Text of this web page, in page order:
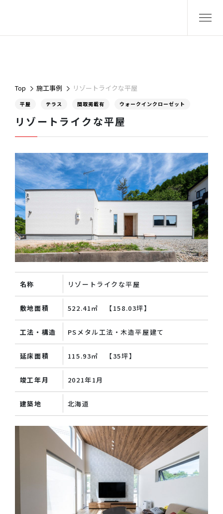
Top 施工事例 リゾートライクな平屋
平屋 テラス 間取掲載有 ウォークインクローゼット
リゾートライクな平屋
名称 リゾートライクな平屋
敷地面積 522.41㎡ 【158.03坪】
工法・構造 PSメタル工法・木造平屋建て
延床面積 115.93㎡ 【35坪】
竣工年月 2021年1月
建築地 北海道